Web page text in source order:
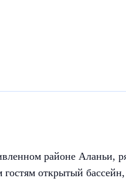
районе Аланьи,
открытый